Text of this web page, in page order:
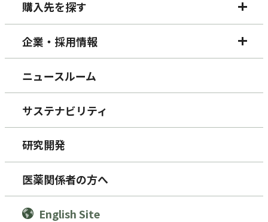
購入先を探す
企業・採用情報
ニュースルーム
サステナビリティ
研究開発
医薬関係者の方へ
English Site